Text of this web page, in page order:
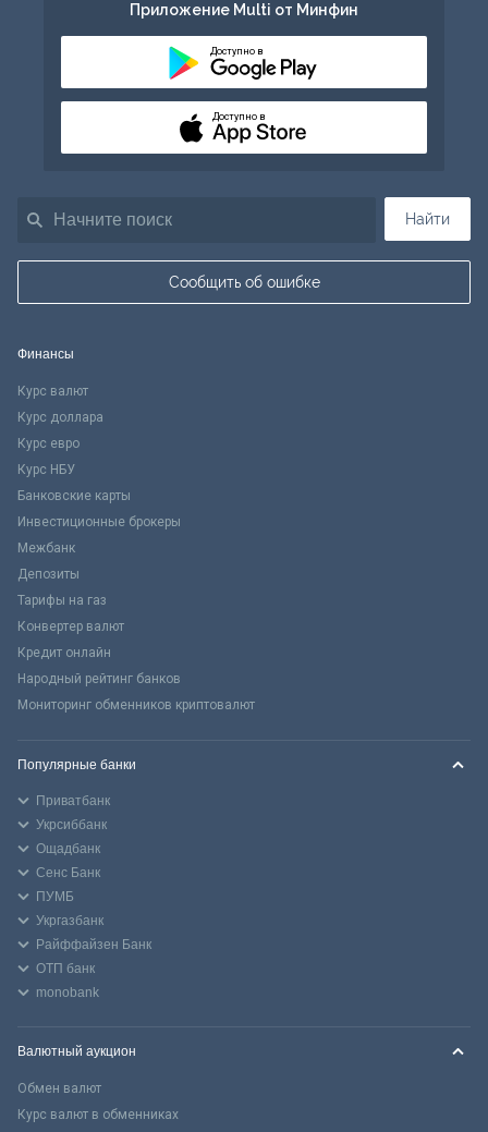
Найти
Сообщить об ошибке
Приложение Multi от Минфин
Доступно в
Доступно в
Финансы
Курс валют
Курс доллара
Курс евро
Курс НБУ
Банковские карты
Инвестиционные брокеры
Межбанк
Депозиты
Тарифы на газ
Конвертер валют
Кредит онлайн
Народный рейтинг банков
Мониторинг обменников криптовалют
Популярные банки
Приватбанк
Укрсиббанк
Ощадбанк
Сенс Банк
ПУМБ
Укргазбанк
Райффайзен Банк
ОТП банк
monobank
Валютный аукцион
Обмен валют
Курс валют в обменниках